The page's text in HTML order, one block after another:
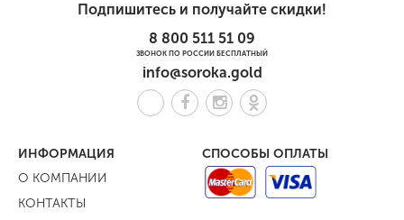
Подпишитесь и получайте скидки!
8 800 511 51 09
ЗВОНОК ПО РОССИИ БЕСПЛАТНЫЙ
info@soroka.gold
ИНФОРМАЦИЯ
О КОМПАНИИ
КОНТАКТЫ
СПОСОБЫ ОПЛАТЫ